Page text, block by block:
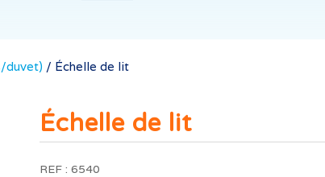
duvet) / Échelle de lit
Échelle de lit
REF : 6540